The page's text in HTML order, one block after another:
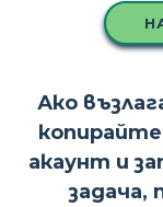
Ако
акаунт и
задача,